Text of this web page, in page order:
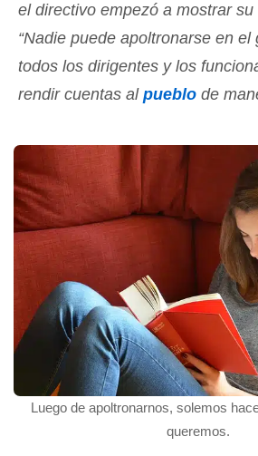
el directivo empezó a mostrar su
“Nadie puede apoltronarse en
todos los dirigentes y los
rendir cuentas al pueblo de
Luego de apoltronarnos, solemos
queremos.